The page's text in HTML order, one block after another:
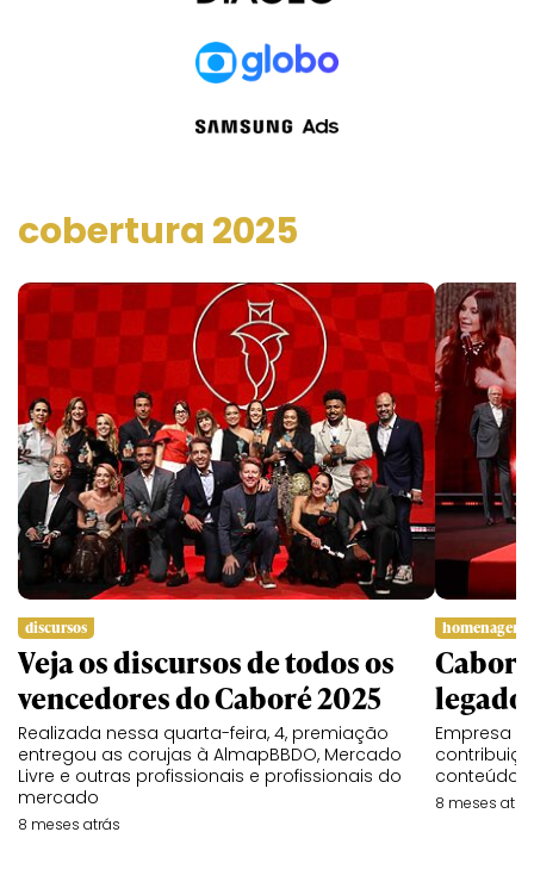
cobertura 2025
discursos
Veja os discursos de todos os
vencedores do Caboré 2025
Realizada nessa quarta-feira, 4, premiação
entregou as corujas à AlmapBBDO, Mercado
Livre e outras profissionais e profissionais do
mercado
8 meses atrás
homenagem
legado
Empresa
conteúdo
8 meses